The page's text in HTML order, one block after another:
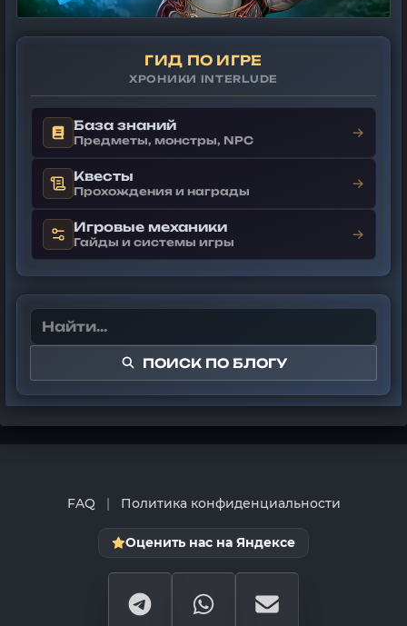
ГИД ПО ИГРЕ
ХРОНИКИ INTERLUDE
База знаний
Предметы, монстры, NPC →
Квесты
Прохождения и награды →
Игровые механики
Гайды и системы игры →
ПОИСК ПО БЛОГУ
FAQ | Политика конфиденциальности
Оценить нас на Яндексе